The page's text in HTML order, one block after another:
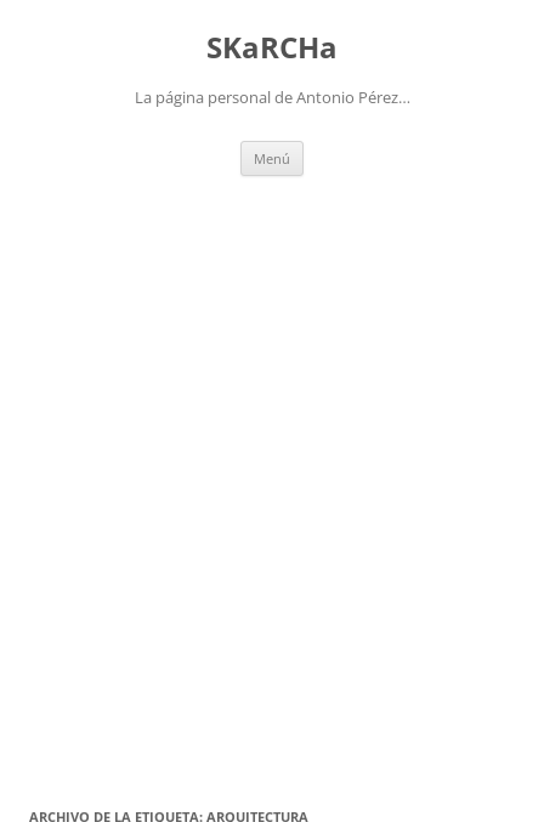
SKaRCHa
La página personal de Antonio Pérez…
Menú
ARCHIVO DE LA ETIQUETA: ARQUITECTURA